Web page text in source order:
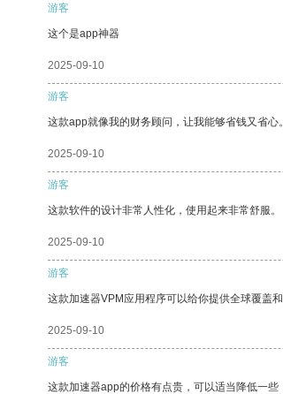
游客
这个是app神器
2025-09-10
游客
这款app就像我的财务顾问，让我能够省钱又省心。
2025-09-10
游客
这款软件的设计非常人性化，使用起来非常舒服。
2025-09-10
游客
这款加速器VPM应用程序可以给你提供全球覆盖和
2025-09-10
游客
这款加速器app的价格有点贵，可以适当降低一些